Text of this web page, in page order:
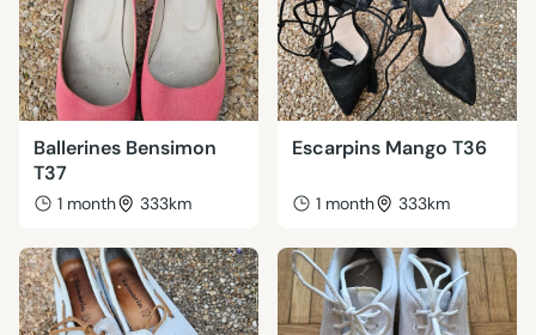
Ballerines Bensimon
T37
1 month 333km
Escarpins Mango T36
1 month 333km